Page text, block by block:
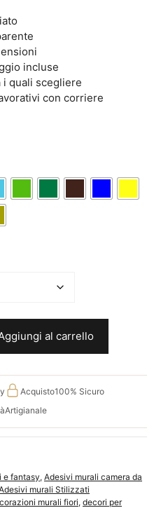
incluse
i quali scegliere
con corriere
al carrello
Acquisto100% Sicuro
Artigianale
e fantasy, Adesivi murali camera da
murali Stilizzati
murali fiori, decori per